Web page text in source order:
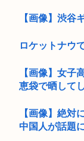
【画像】渋谷
ロケットナウ
【画像】女子
恵袋で晒して
【画像】絶対
中国人が話題